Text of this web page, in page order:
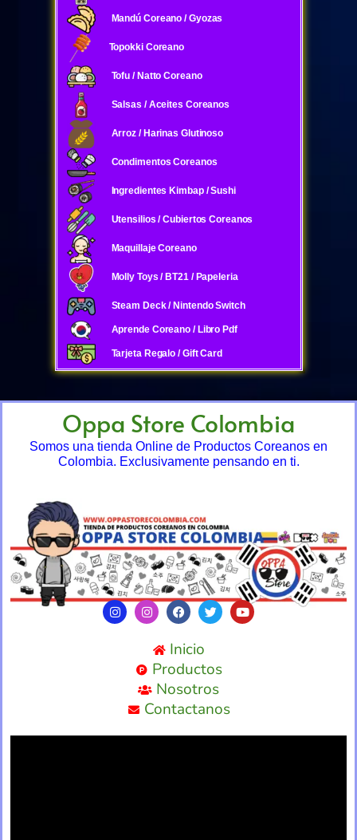
Mandú Coreano / Gyozas
Topokki Coreano
Tofu / Natto Coreano
Salsas / Aceites Coreanos
Arroz / Harinas Glutinoso
Condimentos Coreanos
Ingredientes Kimbap / Sushi
Utensilios / Cubiertos Coreanos
Maquillaje Coreano
Molly Toys / BT21 / Papeleria
Steam Deck / Nintendo Switch
Aprende Coreano / Libro Pdf
Tarjeta Regalo / Gift Card
Oppa Store Colombia
Somos una tienda Online de Productos Coreanos en
Colombia. Exclusivamente pensando en ti.
Inicio
Productos
Nosotros
Contactanos